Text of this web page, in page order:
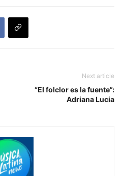
Next article
“El folclor es la fuente”:
Adriana Lucia